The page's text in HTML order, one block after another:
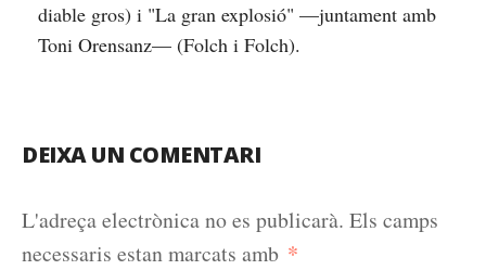
diable gros) i "La gran explosió" —juntament amb
Toni Orensanz— (Folch i Folch).
DEIXA UN COMENTARI
L'adreça electrònica no es publicarà. Els camps
necessaris estan marcats amb *